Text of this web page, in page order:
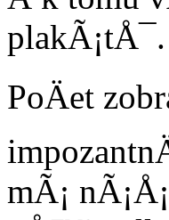
plakÃ¡tÅ¯.
PoÄet
mÃ¡